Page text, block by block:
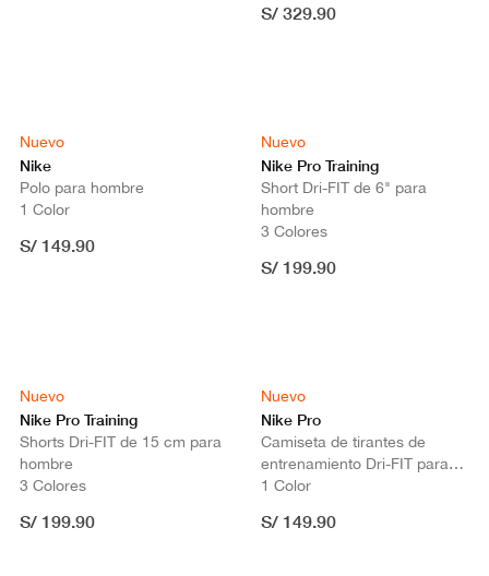
S/ 329.90
Nuevo
Nike
Polo para hombre
1 Color
S/ 149.90
Nuevo
Nike Pro Training
Short Dri-FIT de 6" para
hombre
3 Colores
S/ 199.90
Nuevo
Nike Pro Training
Shorts Dri-FIT de 15 cm para
hombre
3 Colores
S/ 199.90
Nuevo
Nike Pro
Camiseta de tirantes de
entrenamiento Dri-FIT para
hombre
1 Color
S/ 149.90